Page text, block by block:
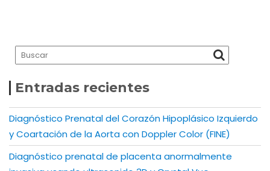
Entradas recientes
Diagnóstico Prenatal del Corazón Hipoplásico Izquierdo
y Coartación de la Aorta con Doppler Color (FINE)
Diagnóstico prenatal de placenta anormalmente